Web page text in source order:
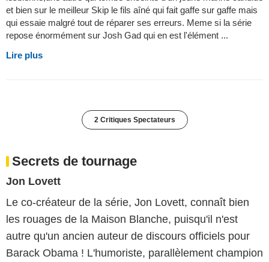
et bien sur le meilleur Skip le fils aîné qui fait gaffe sur gaffe mais
qui essaie malgré tout de réparer ses erreurs. Meme si la série
repose énormément sur Josh Gad qui en est l'élément ...
Lire plus
2 Critiques Spectateurs
Secrets de tournage
Jon Lovett
Le co-créateur de la série, Jon Lovett, connaît bien
les rouages de la Maison Blanche, puisqu'il n'est
autre qu'un ancien auteur de discours officiels pour
Barack Obama ! L'humoriste, parallèlement champion